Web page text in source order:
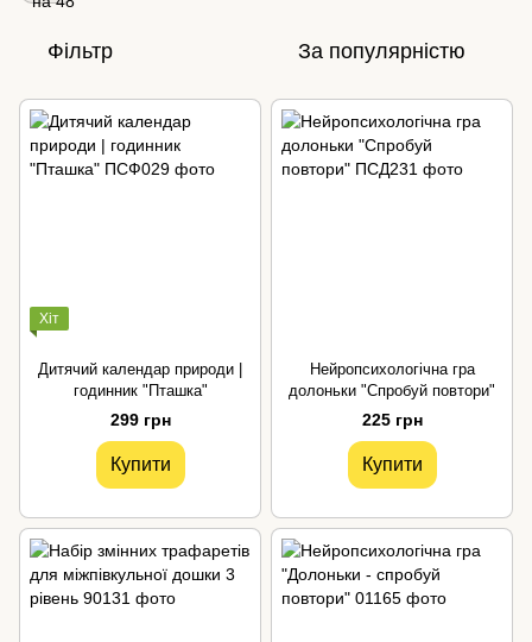
Фільтр За популярністю
Хіт
Дитячий календар природи |
годинник "Пташка"
299 грн
Купити
Нейропсихологічна гра
долоньки "Спробуй повтори"
225 грн
Купити